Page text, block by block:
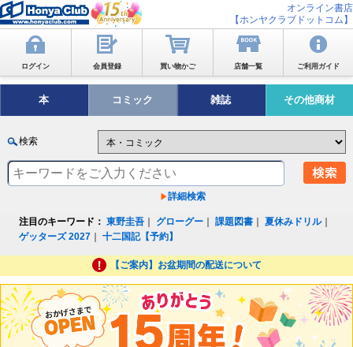
オンライン書店
【ホンヤクラブドットコム】
ログイン 会員登録 買い物かご 店舗一覧 ご利用ガイド
本 コミック 雑誌 その他商材
検索
詳細検索
注目のキーワード： 東野圭吾 グローグー ｜課題図書 ｜夏休みドリル｜
ゲッターズ 2027 ｜十二国記【予約】
【ご案内】お盆期間の配送について